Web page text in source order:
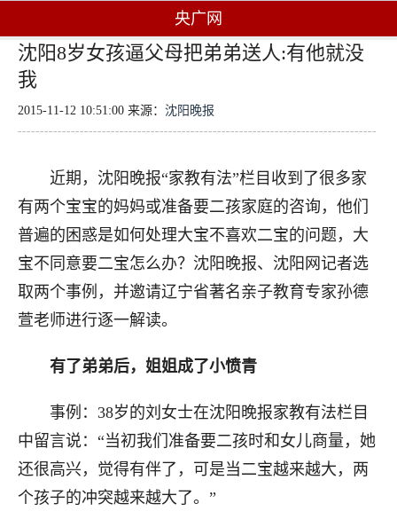
央广网
沈阳8岁女孩逼父母把弟弟送人:有他就没
我
2015-11-12 10:51:00 来源： 沈阳晚报
近期，沈阳晚报“家教有法”栏目收到了很多家
有两个宝宝的妈妈或准备要二孩家庭的咨询，他们
普遍的困惑是如何处理大宝不喜欢二宝的问题，大
宝不同意要二宝怎么办？沈阳晚报、沈阳网记者选
取两个事例，并邀请辽宁省著名亲子教育专家孙德
萱老师进行逐一解读。
有了弟弟后，姐姐成了小愤青
事例：38岁的刘女士在沈阳晚报家教有法栏目
中留言说：“当初我们准备要二孩时和女儿商量，她
还很高兴，觉得有伴了，可是当二宝越来越大，两
个孩子的冲突越来越大了。”